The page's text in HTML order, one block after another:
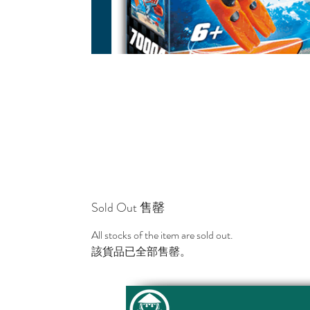
Sold Out 售罄
All stocks of the item are sold out.
該貨品已全部售罄。